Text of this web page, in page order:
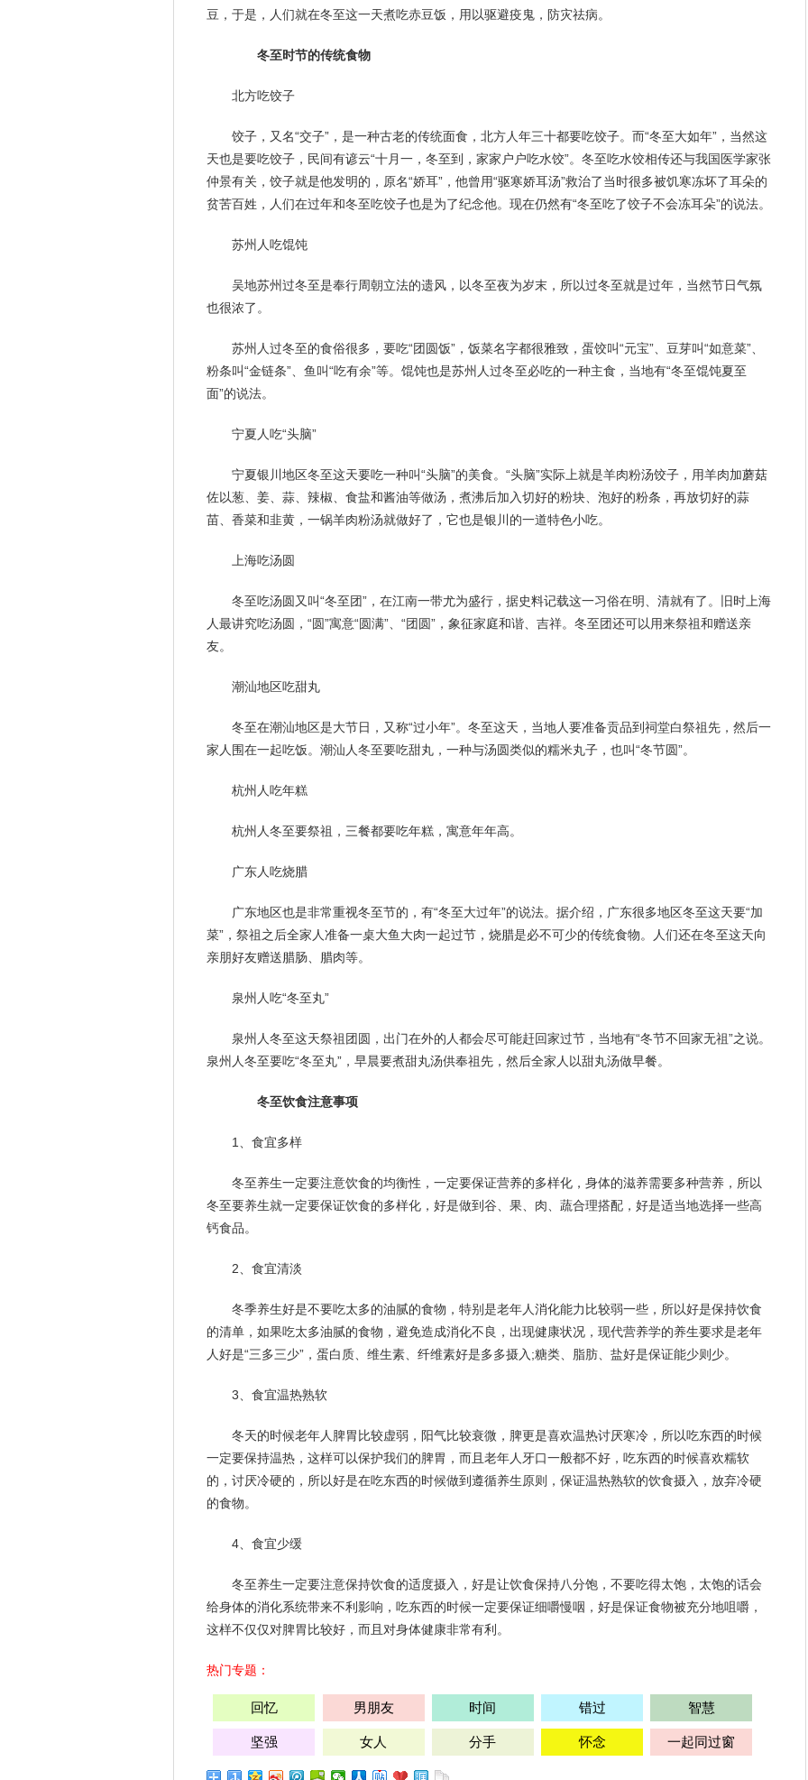
豆，于是，人们就在冬至这一天煮吃赤豆饭，用以驱避疫鬼，防灾祛病。
冬至时节的传统食物
北方吃饺子
饺子，又名“交子”，是一种古老的传统面食，北方人年三十都要吃饺子。而“冬至大如年”，当然这
天也是要吃饺子，民间有谚云“十月一，冬至到，家家户户吃水饺”。冬至吃水饺相传还与我国医学家张
仲景有关，饺子就是他发明的，原名“娇耳”，他曾用“驱寒娇耳汤”救治了当时很多被饥寒冻坏了耳朵的
贫苦百姓，人们在过年和冬至吃饺子也是为了纪念他。现在仍然有“冬至吃了饺子不会冻耳朵”的说法。
苏州人吃馄饨
吴地苏州过冬至是奉行周朝立法的遗风，以冬至夜为岁末，所以过冬至就是过年，当然节日气氛
也很浓了。
苏州人过冬至的食俗很多，要吃“团圆饭”，饭菜名字都很雅致，蛋饺叫“元宝”、豆芽叫“如意菜”、
粉条叫“金链条”、鱼叫“吃有余”等。馄饨也是苏州人过冬至必吃的一种主食，当地有“冬至馄饨夏至
面”的说法。
宁夏人吃“头脑”
宁夏银川地区冬至这天要吃一种叫“头脑”的美食。“头脑”实际上就是羊肉粉汤饺子，用羊肉加蘑菇
佐以葱、姜、蒜、辣椒、食盐和酱油等做汤，煮沸后加入切好的粉块、泡好的粉条，再放切好的蒜
苗、香菜和韭黄，一锅羊肉粉汤就做好了，它也是银川的一道特色小吃。
上海吃汤圆
冬至吃汤圆又叫“冬至团”，在江南一带尤为盛行，据史料记载这一习俗在明、清就有了。旧时上海
人最讲究吃汤圆，“圆”寓意“圆满”、“团圆”，象征家庭和谐、吉祥。冬至团还可以用来祭祖和赠送亲
友。
潮汕地区吃甜丸
冬至在潮汕地区是大节日，又称“过小年”。冬至这天，当地人要准备贡品到祠堂白祭祖先，然后一
家人围在一起吃饭。潮汕人冬至要吃甜丸，一种与汤圆类似的糯米丸子，也叫“冬节圆”。
杭州人吃年糕
杭州人冬至要祭祖，三餐都要吃年糕，寓意年年高。
广东人吃烧腊
广东地区也是非常重视冬至节的，有“冬至大过年”的说法。据介绍，广东很多地区冬至这天要“加
菜”，祭祖之后全家人准备一桌大鱼大肉一起过节，烧腊是必不可少的传统食物。人们还在冬至这天向
亲朋好友赠送腊肠、腊肉等。
泉州人吃“冬至丸”
泉州人冬至这天祭祖团圆，出门在外的人都会尽可能赶回家过节，当地有“冬节不回家无祖”之说。
泉州人冬至要吃“冬至丸”，早晨要煮甜丸汤供奉祖先，然后全家人以甜丸汤做早餐。
冬至饮食注意事项
1、食宜多样
冬至养生一定要注意饮食的均衡性，一定要保证营养的多样化，身体的滋养需要多种营养，所以
冬至要养生就一定要保证饮食的多样化，好是做到谷、果、肉、蔬合理搭配，好是适当地选择一些高
钙食品。
2、食宜清淡
冬季养生好是不要吃太多的油腻的食物，特别是老年人消化能力比较弱一些，所以好是保持饮食
的清单，如果吃太多油腻的食物，避免造成消化不良，出现健康状况，现代营养学的养生要求是老年
人好是“三多三少”，蛋白质、维生素、纤维素好是多多摄入;糖类、脂肪、盐好是保证能少则少。
3、食宜温热熟软
冬天的时候老年人脾胃比较虚弱，阳气比较衰微，脾更是喜欢温热讨厌寒冷，所以吃东西的时候
一定要保持温热，这样可以保护我们的脾胃，而且老年人牙口一般都不好，吃东西的时候喜欢糯软
的，讨厌冷硬的，所以好是在吃东西的时候做到遵循养生原则，保证温热熟软的饮食摄入， 放弃冷硬
的食物。
4、食宜少缓
冬至养生一定要注意保持饮食的适度摄入，好是让饮食保持八分饱，不要吃得太饱，太饱的话会
给身体的消化系统带来不利影响，吃东西的时候一定要保证细嚼慢咽，好是保证食物被充分地咀嚼，
这样不仅仅对脾胃比较好，而且对身体健康非常有利。
热门专题：
回忆 男朋友 时间 错过 智慧
坚强 女人 分手 怀念 一起同过窗